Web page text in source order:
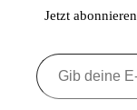
Jetzt
Gib
deine
E-